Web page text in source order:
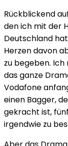
Rückblickend
den ich mit der
Deutschland
Herzen davon
zu begeben.
das ganze
Vodafone
einen Bagger,
gekracht ist,
irgendwie zu